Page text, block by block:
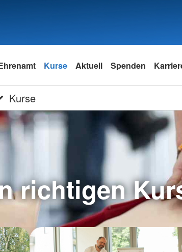
Kurse Aktuell Spenden
Kurse
richtigen